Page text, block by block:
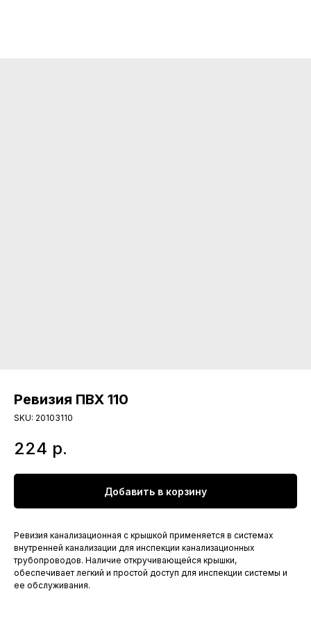
Ревизия ПВХ 110
SKU: 20103110
224 р.
Добавить в корзину
Ревизия канализационная с крышкой применяется в системах
внутренней канализации для инспекции канализационных
трубопроводов. Наличие откручивающейся крышки,
обеспечивает легкий и простой доступ для инспекции системы и
ее обслуживания.